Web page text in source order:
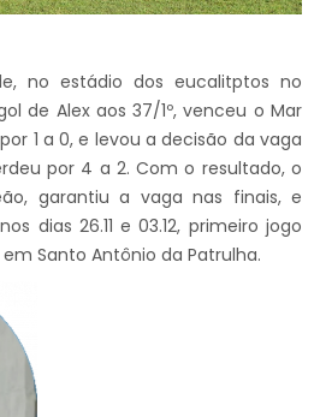
no estádio dos eucalitptos no
de Alex aos 37/1º, venceu o Mar
1 a 0, e levou a decisão da vaga
por 4 a 2. Com o resultado, o
garantiu a vaga nas finais, e
dias 26.11 e 03.12, primeiro jogo
Santo Antônio da Patrulha.